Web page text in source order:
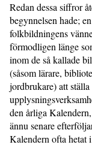
Redan dessa siffror
begynnelsen hade;
folkbildningens
förmodligen länge
inom de så kallade
(såsom lärare,
jordbrukare) att
den årliga
ännu senare
Kalendern ofta hetat